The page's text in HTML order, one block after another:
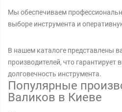
Мы обеспечиваем
выборе инструмента и
В нашем каталоге представлены
производителей, что гарантирует
долговечность инструмента.
Популярные
Валиков в Киеве